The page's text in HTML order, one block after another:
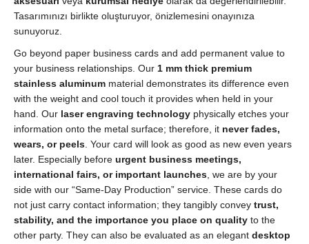
Tasarımınızı birlikte oluşturuyor, önizlemesini onayınıza
sunuyoruz.
Go beyond paper business cards and add permanent value to
your business relationships. Our 1 mm thick premium
stainless aluminum material demonstrates its difference even
with the weight and cool touch it provides when held in your
hand. Our laser engraving technology physically etches your
information onto the metal surface; therefore, it never fades,
wears, or peels . Your card will look as good as new even years
later. Especially before urgent business meetings,
international fairs, or important launches , we are by your
side with our “Same-Day Production” service. These cards do
not just carry contact information; they tangibly convey trust,
stability, and the importance you place on quality to the
other party. They can also be evaluated as an elegant desktop